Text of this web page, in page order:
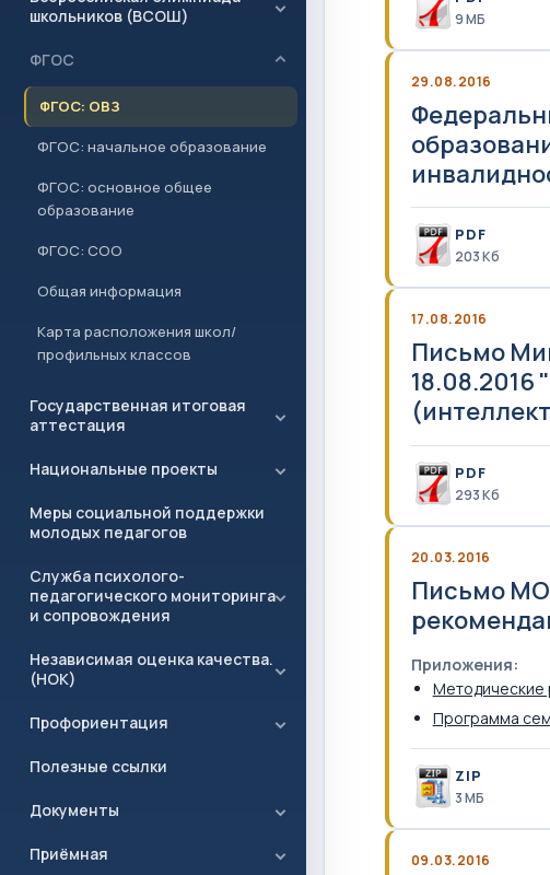
школьников (ВСОШ)
ФГОС
ФГОС: ОВЗ
ФГОС: начальное образование
ФГОС: основное общее
образование
ФГОС: СОО
Общая информация
Карта расположения школ/
профильных классов
Государственная итоговая
аттестация
Национальные проекты
Меры социальной поддержки
молодых педагогов
Служба психолого-
педагогического мониторинга
и сопровождения
Независимая оценка качества.
(НОК)
Профориентация
Полезные ссылки
Документы
Приёмная
9 MБ
29.08.2016
PDF
203 Кб
17.08.2016
Письмо
PDF
293 Кб
20.03.2016
Письмо
Приложения:
Методические
Программа
ZIP
3 MБ
09.03.2016